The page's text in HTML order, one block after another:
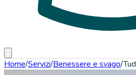
Home/Servizi/Benessere e svago/